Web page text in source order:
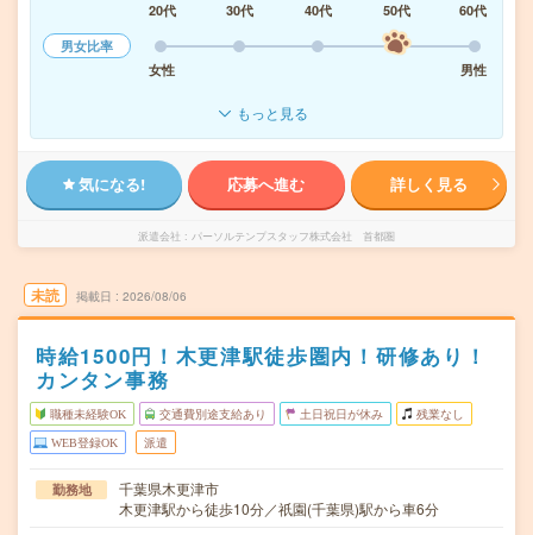
20代
30代 40代 50代
60代
男女比率
女性
男性
もっと見る
気になる! 応募へ進む 詳しく見る
派遣会社 パーソルテンプスタッフ株式会社 首都圏
未読 掲載日 2026/08/06
時給1500円！木更津駅徒歩圏内！研修あり！
カンタン事務
職種未経験OK 交通費別途支給あり 土日祝日が休み 残業なし
WEB登録OK 派遣
勤務地
千葉県木更津市
木更津駅から徒歩10分／祇園(千葉県)駅から車6分